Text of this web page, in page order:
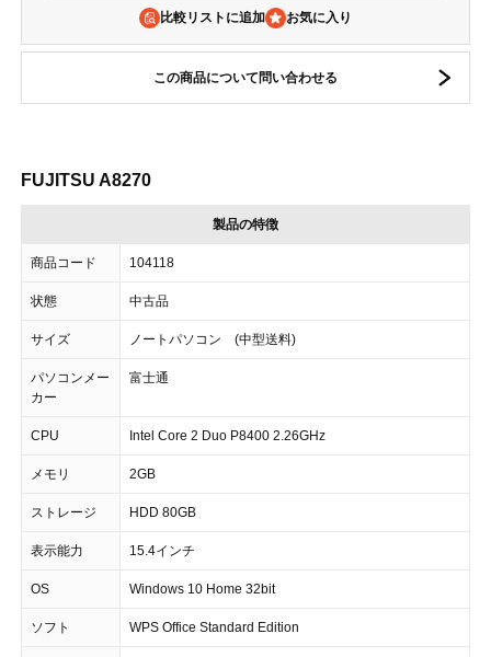
比較リストに追加
この商品について問い合わせる
FUJITSU A8270
製品の特徴
商品コード 104118
状態 中古品
サイズ ノートパソコン (中型送料)
パソコンメー
カー
富士通
CPU Intel Core 2 Duo P8400 2.26GHz
メモリ 2GB
ストレージ HDD 80GB
表示能力 15.4インチ
OS Windows 10 Home 32bit
ソフト WPS Office Standard Edition